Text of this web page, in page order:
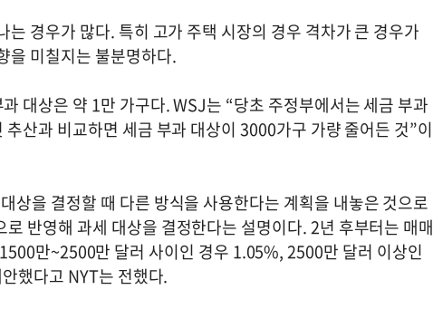
경우가 많다. 특히 고가 주택 시장의 경우 격차가 큰 경우가
을 미칠지는 불분명하다.
대상은 약 1만 가구다. WSJ는 “당초 주정부에서는 세금 부과
산과 비교하면 세금 부과 대상이 3000가구 가량 줄어든 것”이
상을 결정할 때 다른 방식을 사용한다는 계획을 내놓은 것으로
반영해 과세 대상을 결정한다는 설명이다. 2년 후부터는 매매
만~2500만 달러 사이인 경우 1.05%, 2500만 달러 이상인
했다고 NYT는 전했다.